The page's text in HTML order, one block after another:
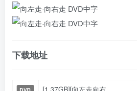
下载地址
[1.37GB][向左走向右